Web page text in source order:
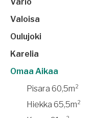
Valoisa
Oulujoki
Karelia
Omaa Aikaa
Pisara 60,5m²
Hiekka 65,5m²